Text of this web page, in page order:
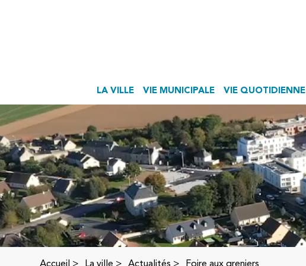
LA VILLE VIE MUNICIPALE VIE QUOTIDIENNE